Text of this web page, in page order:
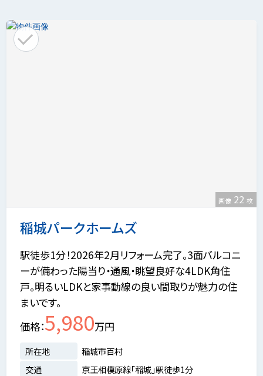
稲城パークホームズ
画像 22 枚
駅徒歩1分！2026年2月リフォーム完了。3面バルコニ
ーが備わった陽当り・通風・眺望良好な4LDK角住
戸。明るいLDKと家事動線の良い間取りが魅力の住
まいです。
価格 5,980万円
所在地
稲城市百村
交通
京王相模原線「稲城」駅徒歩1分